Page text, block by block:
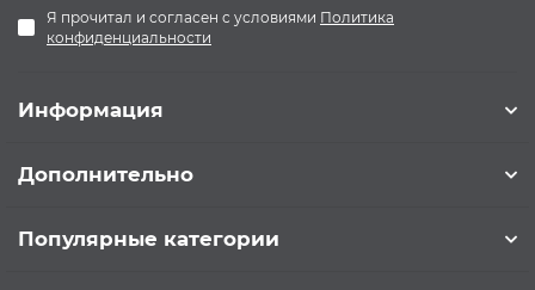
Я прочитал и согласен с условиями Политика
конфиденциальности
Информация
Дополнительно
Популярные категории